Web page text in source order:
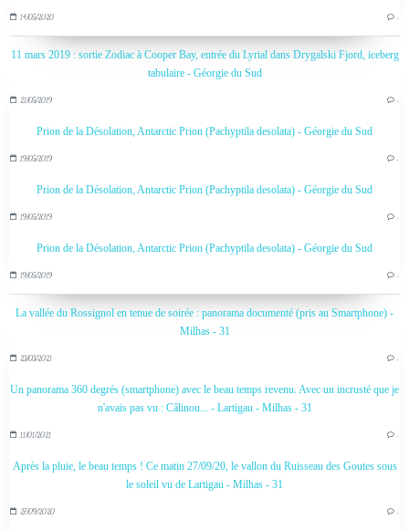
14/05/2020 …
11 mars 2019 : sortie Zodiac à Cooper Bay, entrée du Lyrial dans Drygalski Fjord, iceberg
tabulaire - Géorgie du Sud
21/05/2019 …
Prion de la Désolation, Antarctic Prion (Pachyptila desolata) - Géorgie du Sud
19/05/2019 …
Prion de la Désolation, Antarctic Prion (Pachyptila desolata) - Géorgie du Sud
19/05/2019 …
Prion de la Désolation, Antarctic Prion (Pachyptila desolata) - Géorgie du Sud
19/05/2019 …
La vallée du Rossignol en tenue de soirée : panorama documenté (pris au Smartphone) -
Milhas - 31
23/03/2021 …
Un panorama 360 degrés (smartphone) avec le beau temps revenu. Avec un incrusté que je
n'avais pas vu : Câlinou... - Lartigau - Milhas - 31
11/01/2021 …
Après la pluie, le beau temps ! Ce matin 27/09/20, le vallon du Ruisseau des Goutes sous
le soleil vu de Lartigau - Milhas - 31
27/09/2020 …